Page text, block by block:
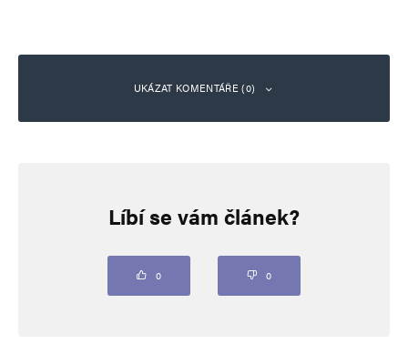
UKÁZAT KOMENTÁŘE (0)
Vaše e-mailová adresa nebude zveřejněna. Vyžadované informace jsou
Líbí se vám článek?
0 0